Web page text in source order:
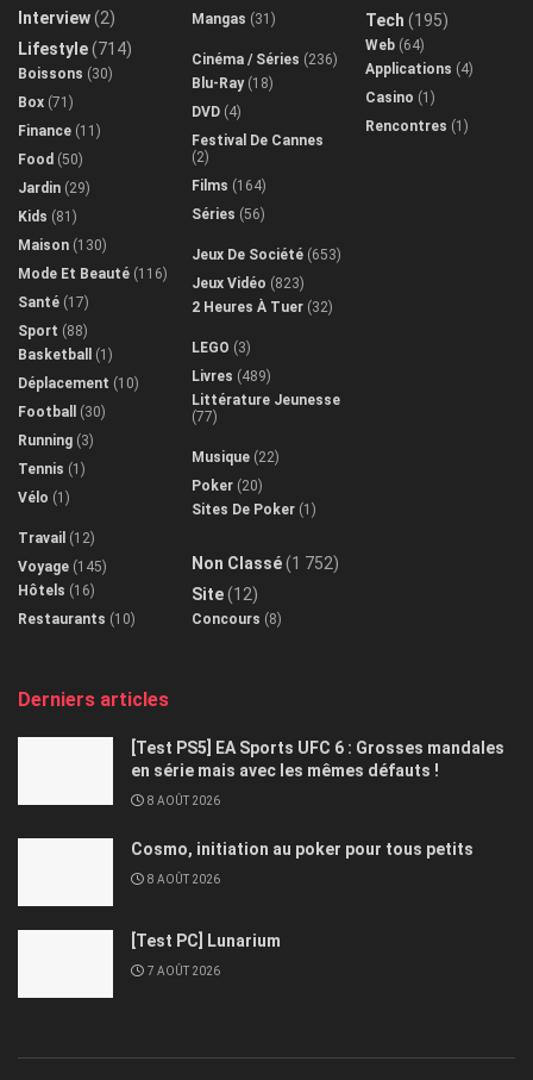
Interview(2)
Lifestyle(714)
Boissons (30)
Box (71)
Finance (11)
Food (50)
Jardin (29)
Kids (81)
Maison (130)
Mode Et Beauté (116)
Santé (17)
Sport (88)
Basketball
(1)
Déplacement (10)
Football
(30)
Running (3)
Tennis (1)
Vélo (1)
Travail (12)
Voyage (145)
Hôtels (16)
Restaurants (10)
Mangas (31)
Cinéma / Séries (236)
Blu-Ray(18)
DVD (4)
Festival De Cannes
(2)
Films (164)
Séries (56)
Jeux De Société (653)
Jeux Vidéo (823)
2 Heures À Tuer (32)
LEGO (3)
Livres (489)
Littérature Jeunesse
(77)
Musique (22)
Poker (20)
Sites De Poker (1)
Non Classé(1 752)
Site(12)
Concours (8)
Tech (195)
Web (64)
Applications (4)
Casino (1)
Rencontres (1)
Derniers articles
[Test PS5] EA Sports UFC 6 : Grosses mandales
en série mais avec les mêmes défauts !
8 AOÛT 2026
Cosmo, initiation au poker pour tous petits
8 AOÛT 2026
[Test PC] Lunarium
7 AOÛT 2026